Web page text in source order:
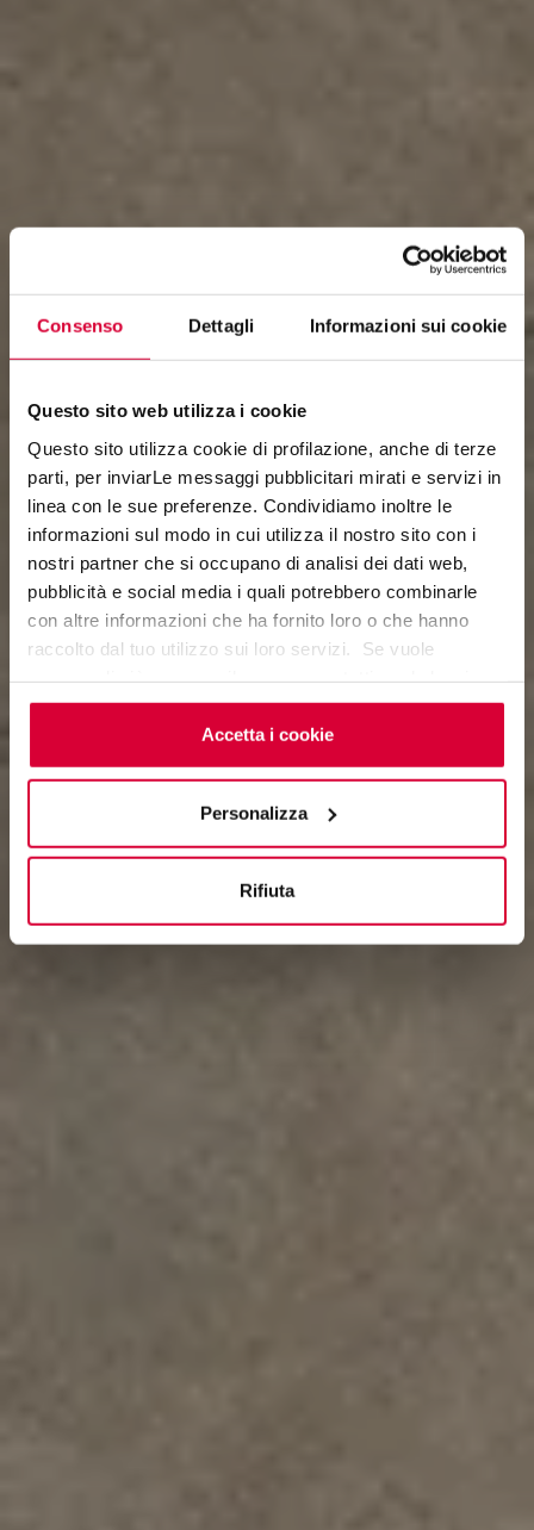
Consenso Dettagli Informazioni sui cookie
Questo sito web utilizza i cookie
Questo sito utilizza cookie di profilazione, anche di terze
parti, per inviarLe messaggi pubblicitari mirati e servizi in
linea con le sue preferenze. Condividiamo inoltre le
informazioni sul modo in cui utilizza il nostro sito con i
nostri partner che si occupano di analisi dei dati web,
pubblicità e social media i quali potrebbero combinarle
con altre informazioni che ha fornito loro o che hanno
raccolto dal tuo utilizzo sui loro servizi. Se vuole
cookieclicchi qui. Il consenso può essere espresso
cliccando sul tasto “Accetta i cookie”. Se non vuole i
cookie di profilazione può negare il consenso sul tasto
Accetta i cookie
Personalizza
Rifiuta
PERCORSI FRAME
Stone Landscapes